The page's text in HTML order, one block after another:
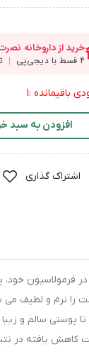
باقیمانده :1
افزودن به سبد
اشتراک گذاری
موجود در
تا پوستی سالم و
کاهش یافته در